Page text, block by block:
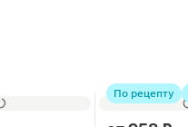
По рецепту